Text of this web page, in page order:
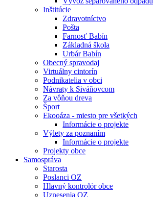
Inštitúcie
Zdravotníctvo
Pošta
Farnosť Babín
Základná škola
Urbár Babín
Obecný spravodaj
Virtuálny cintorín
Podnikatelia v obci
Návraty k Siváňovcom
Za vôňou dreva
Šport
Ekooáza - miesto pre všetkých
Informácie o projekte
Výlety za poznaním
Informácie o projekte
Projekty obce
Samospráva
Starosta
Poslanci OZ
Hlavný kontrolór obce
Uznesenia OZ